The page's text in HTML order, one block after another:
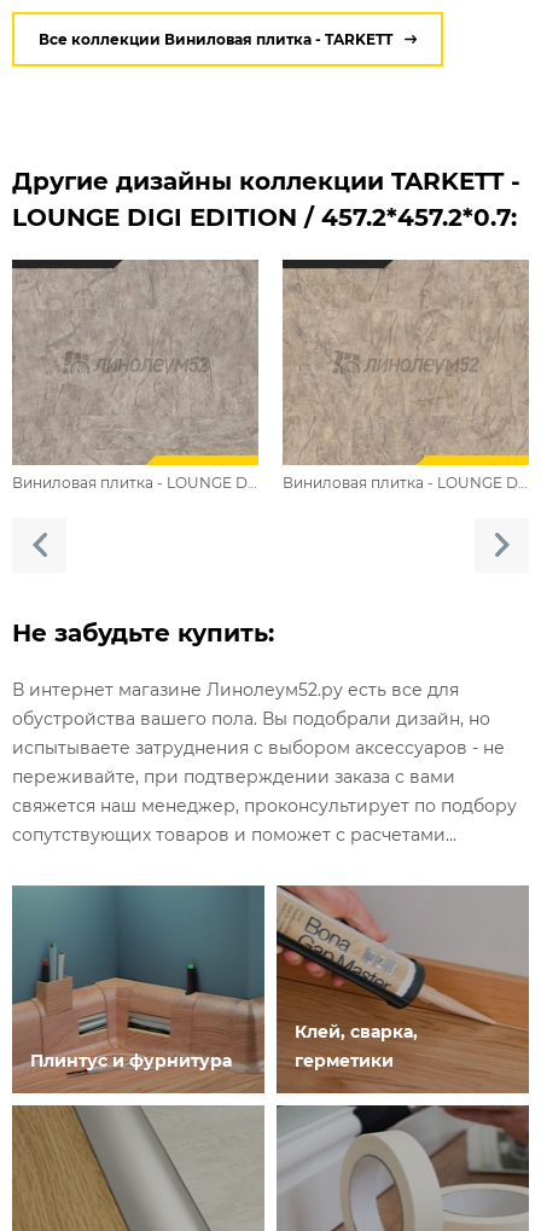
Все коллекции Виниловая плитка - TARKETT
Другие дизайны коллекции TARKETT -
LOUNGE DIGI EDITION / 457.2*457.2*0.7:
Не забудьте купить:
В интернет магазине Линолеум52.ру есть все для
обустройства вашего пола. Вы подобрали дизайн, но
испытываете затруднения с выбором аксессуаров - не
переживайте, при подтверждении заказа с вами
свяжется наш менеджер, проконсультирует по подбору
сопутствующих товаров и поможет с расчетами...
Плинтус и фурнитура
Клей, сварка,
герметики